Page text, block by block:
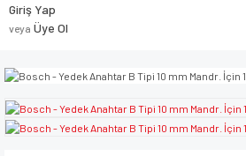
Giriş Yap
veya Üye Ol